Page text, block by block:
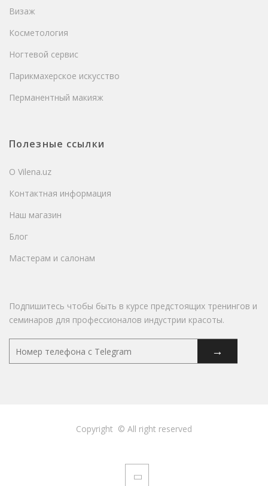
Визаж
Косметология
Ногтевой сервис
Парикмахерское искусство
Перманентный макияж
Полезные ссылки
О Vilena.uz
Контактная информация
Наш магазин
Блог
Мастерам и салонам
Подпишитесь чтобы быть в курсе предстоящих тренингов и
семинаров для профессионалов индустрии красоты.
Copyright © All right reserved